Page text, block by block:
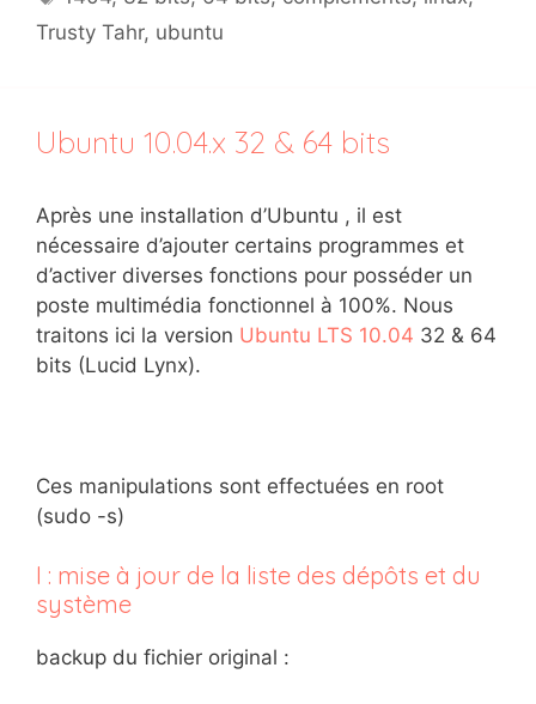
Trusty Tahr, ubuntu
Ubuntu 10.04.x 32 & 64 bits
Après une installation d’Ubuntu , il est
nécessaire d’ajouter certains programmes et
d’activer diverses fonctions pour posséder un
poste multimédia fonctionnel à 100%. Nous
traitons ici la version Ubuntu LTS 10.04 32 & 64
bits (Lucid Lynx).
Ces manipulations sont effectuées en root
(sudo -s)
I : mise à jour de la liste des dépôts et du
système
backup du fichier original :